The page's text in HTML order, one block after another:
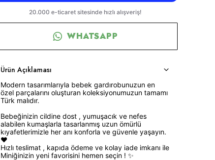
WHATSAPP
Ürün Açıklaması
Modern tasarımlarıyla bebek gardırobunuzun en
özel parçalarını oluşturan koleksiyonumuzun tamamı
Türk malıdır.
Bebeğinizin cildine dost , yumuşacık ve nefes
alabilen kumaşlarla tasarlanmış uzun ömürlü
kıyafetlerimizle her anı konforla ve güvenle yaşayın.
❤️
Hızlı teslimat , kapıda ödeme ve kolay iade imkanı ile
Miniğinizin yeni favorisini hemen seçin ! ✨